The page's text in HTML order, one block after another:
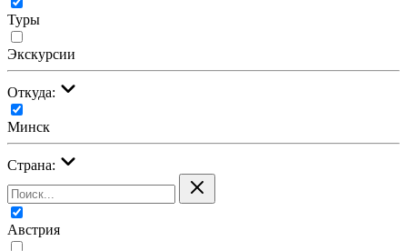
Туры
Экскурсии
Откуда:
Минск
Страна:
Австрия